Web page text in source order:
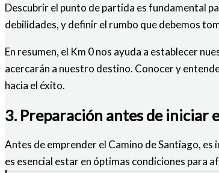
Descubrir el punto de partida es fundamental
debilidades, y definir el rumbo que debemos
En resumen, el Km 0 nos ayuda a establecer
acercarán a nuestro destino. Conocer y
hacia el éxito.
3. Preparación antes de iniciar
Antes de emprender el Camino de Santiago,
es esencial estar en óptimas condiciones para